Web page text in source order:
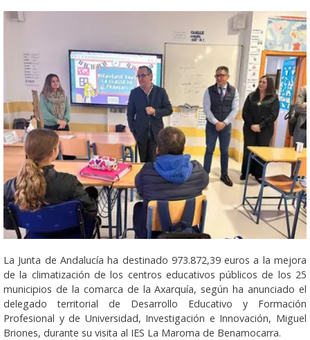
La Junta de Andalucía ha destinado 973.872,39 euros a la mejora
de la climatización de los centros educativos públicos de los 25
municipios de la comarca de la Axarquía, según ha anunciado el
delegado territorial de Desarrollo Educativo y Formación
Profesional y de Universidad, Investigación e Innovación, Miguel
Briones, durante su visita al IES La Maroma de Benamocarra.